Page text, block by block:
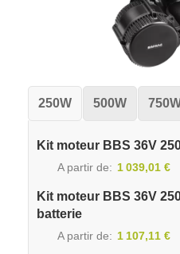
250W 500W
Kit moteur BBS 36V
A partir de 1 039,01 €
Kit moteur BBS 36V
batterie
A partir de 1 107,11 €